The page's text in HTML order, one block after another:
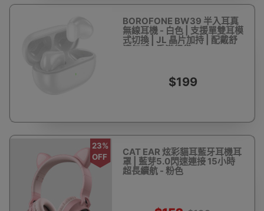
BOROFONE BW39 半入耳真
無線耳機 - 白色 | 支援單雙耳模
式切換 | JL 晶片加持 | 配戴舒
適無感 | 香港行貨
$199
23%
OFF
CAT EAR 炫彩貓耳藍牙耳機耳
罩 | 藍芽5.0閃速連接 15小時
超長續航 - 粉色